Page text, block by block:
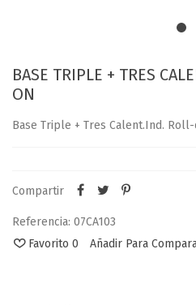
BASE TRIPLE + TRES
ON
Base Triple + Tres Calent.Ind. Roll-
Compartir
Referencia: 07CA103
Favorito 0 Añadir Para